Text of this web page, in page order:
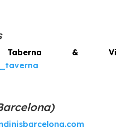
Taberna & Vi